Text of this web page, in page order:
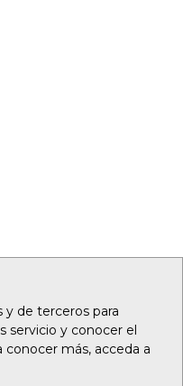
y de terceros para
servicio y conocer el
más, acceda a